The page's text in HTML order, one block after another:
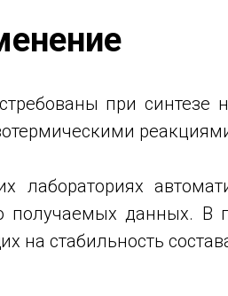
при
лабораториях
получаемых данных.
на стабильность